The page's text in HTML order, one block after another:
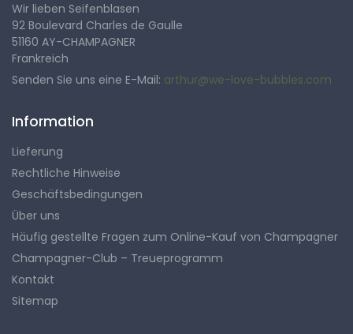
Wir lieben Seifenblasen
92 Boulevard Charles de Gaulle
51160 AY-CHAMPAGNER
Frankreich
Senden Sie uns eine E-Mail: arthur@we-love-bubbles.com
Information
Lieferung
Rechtliche Hinweise
Geschäftsbedingungen
Über uns
Häufig gestellte Fragen zum Online-Kauf von Champagner
Champagner-Club – Treueprogramm
Kontakt
Sitemap